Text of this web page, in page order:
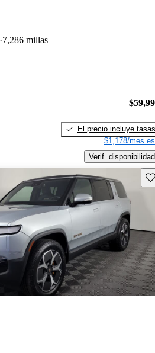
7,286 millas
El precio incluye tasas
$1,178/mes
Verif. disponibilidad